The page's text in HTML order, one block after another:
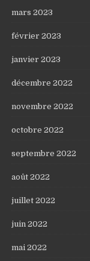
mars 2023
février 2023
janvier 2023
décembre 2022
novembre 2022
octobre 2022
septembre 2022
août 2022
juillet 2022
juin 2022
mai 2022